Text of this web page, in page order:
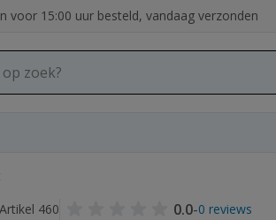
voor 15:00 uur besteld, vandaag verzonden
Artikel 460
0.0-0 reviews